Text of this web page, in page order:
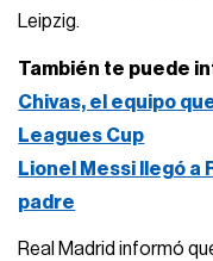
Leipzig.
También te puede
Chivas, el equipo
Leagues Cup
Lionel Messi llegó a
padre
Real Madrid informó